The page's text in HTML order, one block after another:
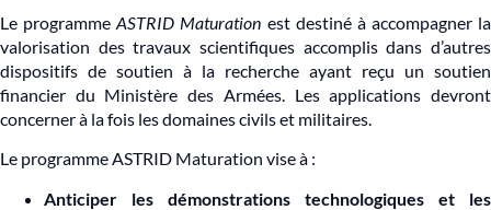
Le programmeASTRID Maturation est destiné à accompagner la
valorisation des travaux scientifiques accomplis dans d’autres
dispositifs de soutien à la recherche ayant reçu un soutien
financier du Ministère des Armées. Les applications devront
concerner à la fois les domaines civils et militaires.
Le programme ASTRID Maturation vise à :
Anticiper les démonstrations technologiques et les